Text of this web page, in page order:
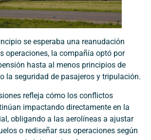
se esperaba una reanudación
operaciones, la compañía optó por
hasta al menos principios de
la seguridad de pasajeros y tripulación.
refleja cómo los conflictos
impactando directamente en la
obligando a las aerolíneas a ajustar
o rediseñar sus operaciones según